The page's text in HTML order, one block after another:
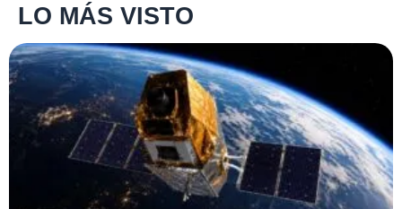
LO MÁS VISTO